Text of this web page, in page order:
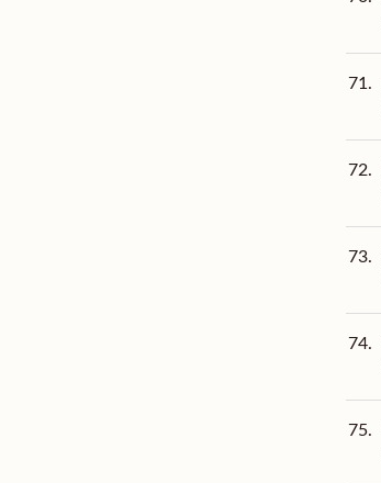
71.
72.
73.
74.
75.